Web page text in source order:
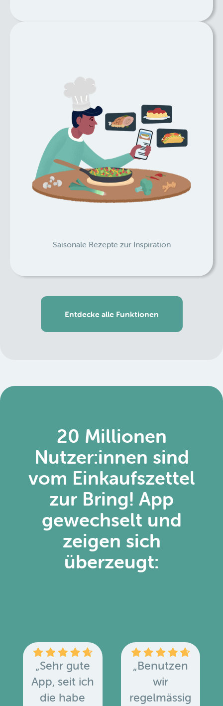
Saisonale Rezepte zur Inspiration
Entdecke alle Funktionen
20 Millionen
Nutzer:innen sind
vom Einkaufszettel
zur Bring! App
gewechselt und
zeigen sich
überzeugt:
„Sehr gute
App, seit ich
die habe
„Benutzen
wir
regelmässig